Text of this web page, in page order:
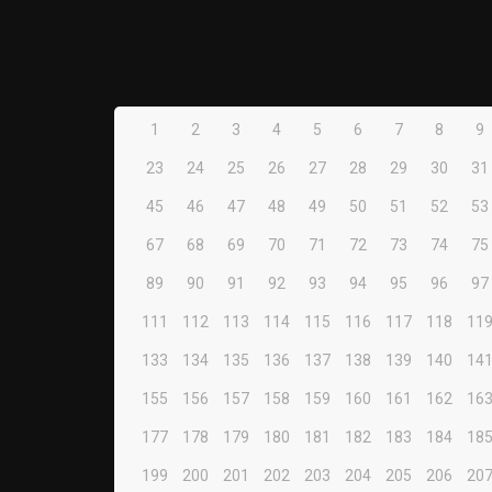
1 2 3 4 5 6 7 8 9
23 24 25 26 27 28 29 30 31
45 46 47 48 49 50 51 52 53
67 68 69 70 71 72 73 74 75
89 90 91 92 93 94 95 96 97
111 112 113 114 115 116 117 118 119
133 134 135 136 137 138 139 140 141
155 156 157 158 159 160 161 162 163
177 178 179 180 181 182 183 184 185
199 200 201 202 203 204 205 206 207